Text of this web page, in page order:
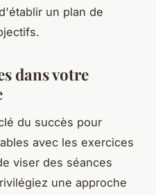
un plan de
dans votre
du succès pour
avec les exercices
viser des séances
une approche